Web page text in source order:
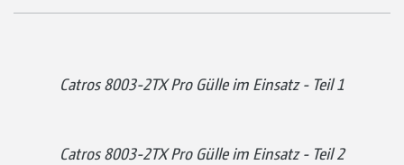
Catros 8003-2TX Pro Gülle im Einsatz - Teil 1
Catros 8003-2TX Pro Gülle im Einsatz - Teil 2